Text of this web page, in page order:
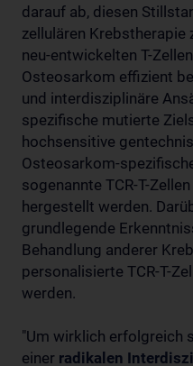
darauf ab, diesen
zellulären Krebstherapie
neu-entwickelten T-
Osteosarkom effizient
und interdisziplinäre
spezifische mutierte
hochsensitive
Osteosarkom-
sogenannte TCR-T-
hergestellt werden.
grundlegende
Behandlung anderer
personalisierte TCR-T-
werden.
"Um wirklich erfolgreich
einer radikalen